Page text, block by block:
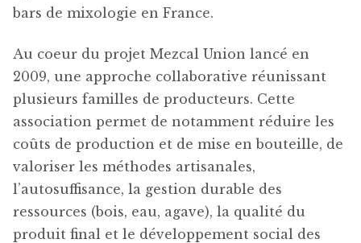
bars de mixologie en France.
Au coeur du projet Mezcal Union lancé en
2009, une approche collaborative réunissant
plusieurs familles de producteurs. Cette
association permet de notamment réduire les
coûts de production et de mise en bouteille, de
valoriser les méthodes artisanales,
l’autosuffisance, la gestion durable des
ressources (bois, eau, agave), la qualité du
produit final et le développement social des